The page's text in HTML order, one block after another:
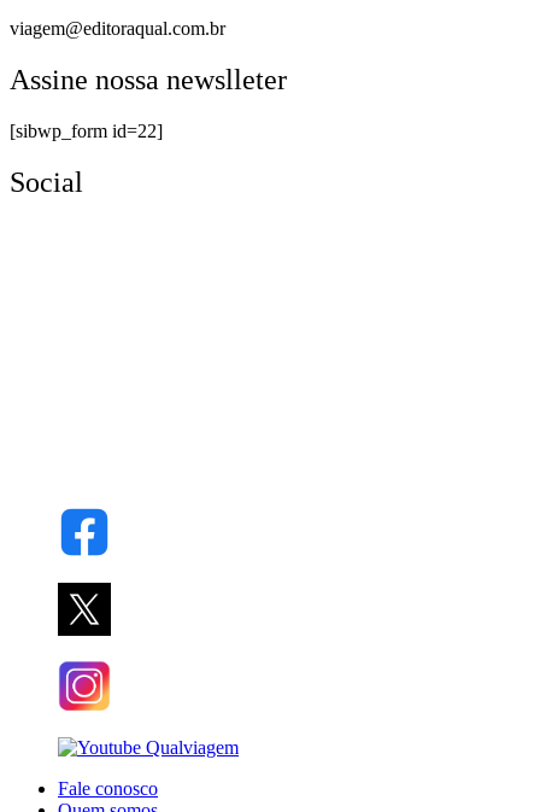
viagem@editoraqual.com.br
Assine nossa newslleter
[sibwp_form id=22]
Social
Fale conosco